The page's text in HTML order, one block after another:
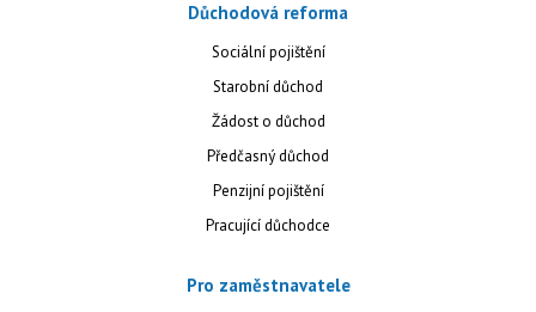
Důchodová reforma
Sociální pojištění
Starobní důchod
Žádost o důchod
Předčasný důchod
Penzijní pojištění
Pracující důchodce
Pro zaměstnavatele